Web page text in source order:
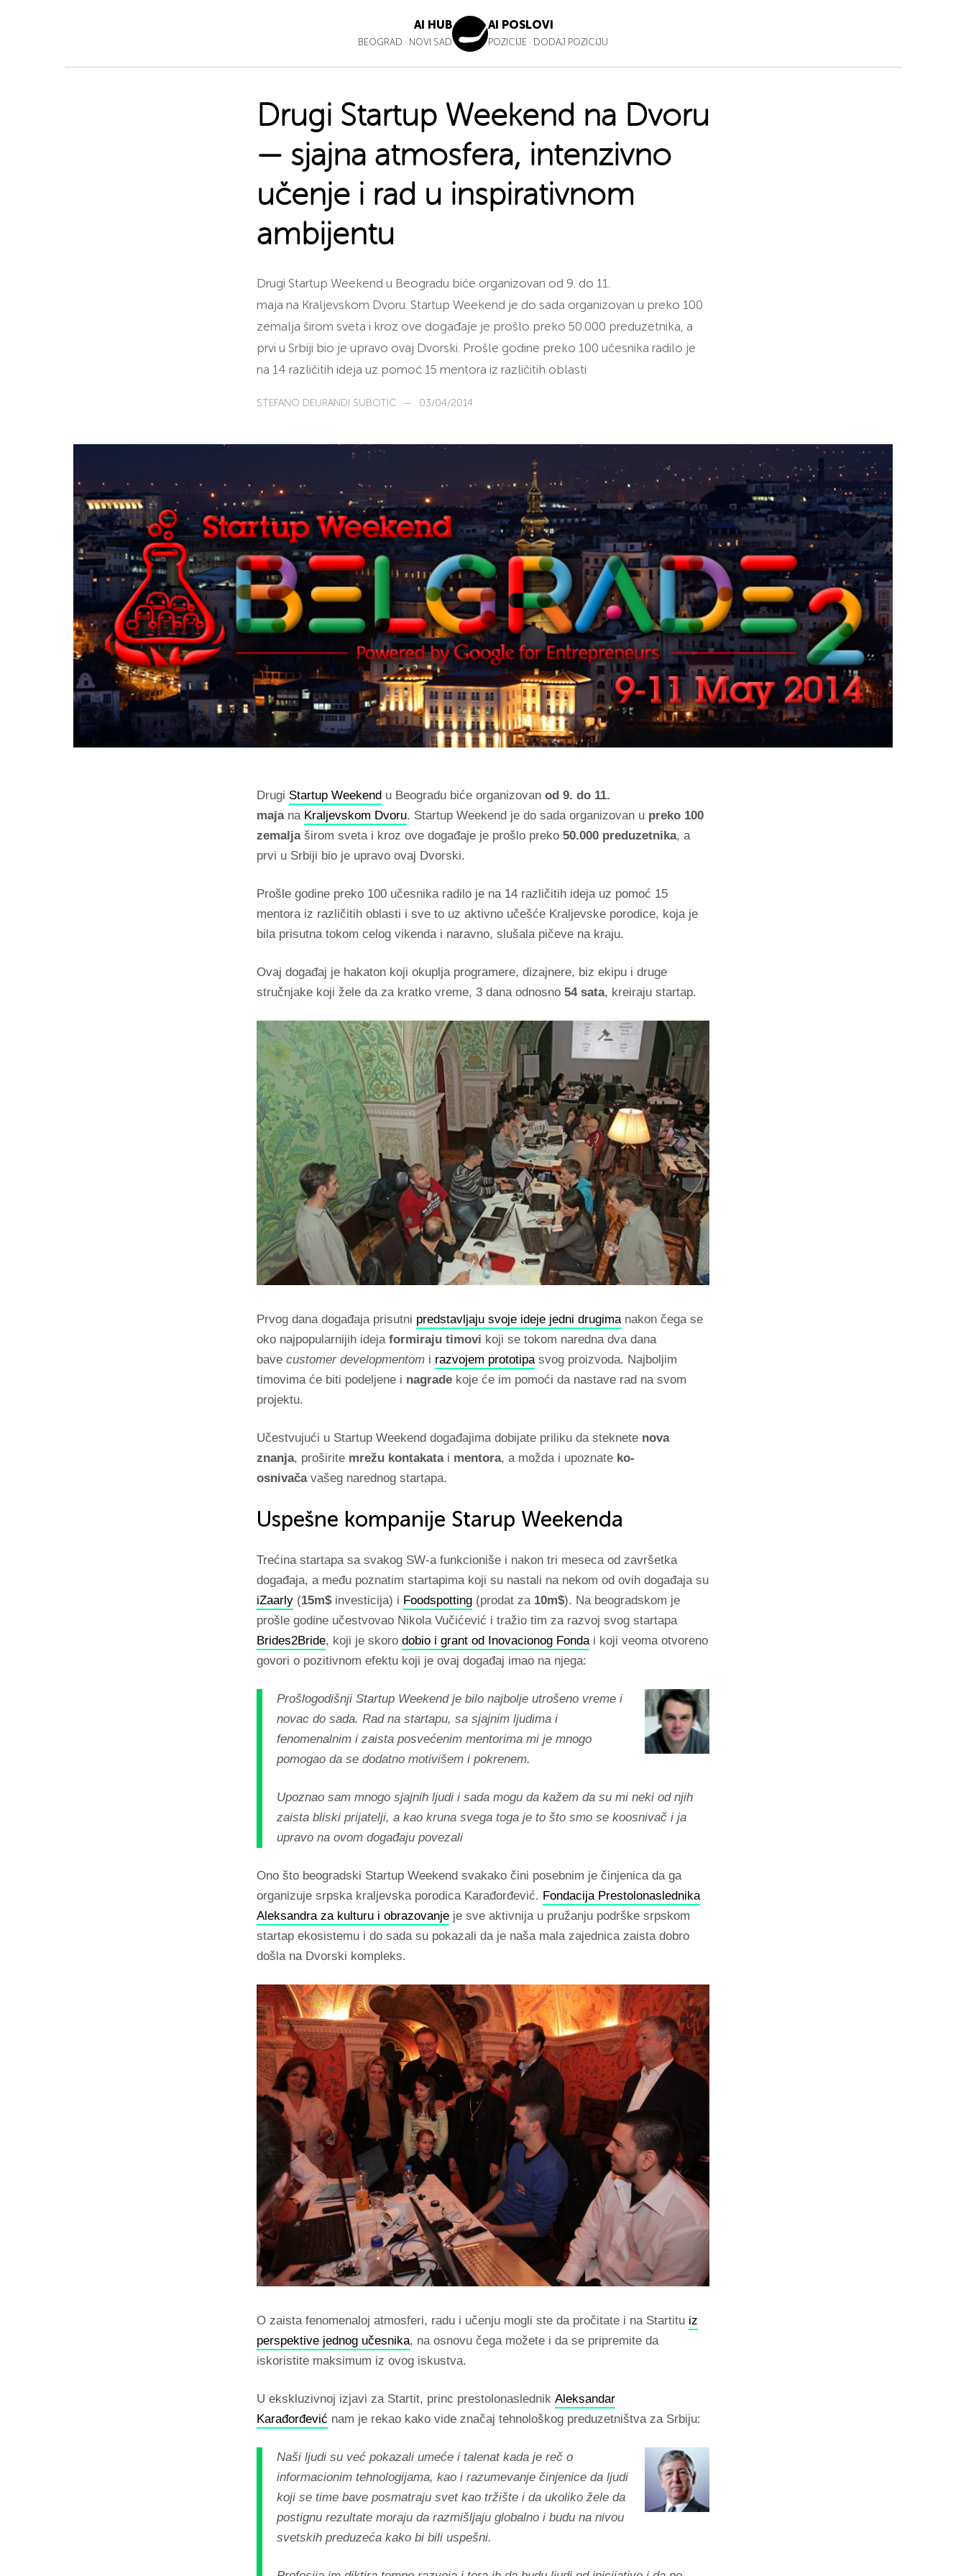
AI HUB
BEOGRAD · NOVI SAD
AI POSLOVI
POZICIJE · DODAJ POZICIJU
Drugi Startup Weekend na Dvoru
— sjajna atmosfera, intenzivno
učenje i rad u inspirativnom
ambijentu
Drugi Startup Weekend u Beogradu biće organizovan od 9. do 11.
maja na Kraljevskom Dvoru. Startup Weekend je do sada organizovan u preko 100
zemalja širom sveta i kroz ove događaje je prošlo preko 50.000 preduzetnika, a
prvi u Srbiji bio je upravo ovaj Dvorski. Prošle godine preko 100 učesnika radilo je
na 14 različitih ideja uz pomoć 15 mentora iz različitih oblasti
STEFANO DEURANDI SUBOTIĆ — 03/04/2014
Drugi Startup Weekend u Beogradu biće organizovan od 9. do 11.
majana Kraljevskom Dvoru. Startup Weekend je do sada organizovan u preko 100
zemaljaširom sveta i kroz ove događaje je prošlo preko 50.000 preduzetnika, a
prvi u Srbiji bio je upravo ovaj Dvorski.
Prošle godine preko 100 učesnika radilo je na 14 različitih ideja uz pomoć 15
mentora iz različitih oblasti i sve to uz aktivno učešće Kraljevske porodice, koja je
bila prisutna tokom celog vikenda i naravno, slušala pičeve na kraju.
Ovaj događaj je hakaton koji okuplja programere, dizajnere, biz ekipu i druge
stručnjake koji žele da za kratko vreme, 3 dana odnosno 54 sata, kreiraju startap.
Prvog dana događaja prisutni predstavljaju svoje ideje jedni drugimanakon čega se
oko najpopularnijih ideja formiraju timovi koji se tokom naredna dva dana
bave customer developmentom i razvojem prototipasvog proizvoda. Najboljim
timovima će biti podeljene i nagrade koje će im pomoći da nastave rad na svom
projektu.
Učestvujući u Startup Weekend događajima dobijate priliku da steknete nova
znanja, proširite mrežu kontakatai mentora, a možda i upoznate ko-
osnivačavašeg narednog startapa.
Uspešne kompanije Starup Weekenda
Trećina startapa sa svakog SW-a funkcioniše i nakon tri meseca od završetka
događaja, a među poznatim startapima koji su nastali na nekom od ovih događaja su
iZaarly (15m$investicija) i Foodspotting (prodat za 10m$). Na beogradskom je
prošle godine učestvovao Nikola Vučićević i tražio tim za razvoj svog startapa
Brides2Bride, koji je skoro dobio i grant od Inovacionog Fondai koji veoma otvoreno
govori o pozitivnom efektu koji je ovaj događaj imao na njega:
Prošlogodišnji Startup Weekend je bilo najbolje utrošeno vreme i
novac do sada. Rad na startapu, sa sjajnim ljudima i
fenomenalnim i zaista posvećenim mentorima mi je mnogo
pomogao da se dodatno motivišem i pokrenem.
Upoznao sam mnogo sjajnih ljudi i sada mogu da kažem da su mi neki od njih
zaista bliski prijatelji, a kao kruna svega toga je to što smo se koosnivač i ja
upravo na ovom događaju povezali
Ono što beogradski Startup Weekend svakako čini posebnim je činjenica da ga
organizuje srpska kraljevska porodica Karađorđević. Fondacija Prestolonaslednika
Aleksandra za kulturu i obrazovanje je sve aktivnija u pružanju podrške srpskom
startap ekosistemu i do sada su pokazali da je naša mala zajednica zaista dobro
došla na Dvorski kompleks.
O zaista fenomenaloj atmosferi, radu i učenju mogli ste da pročitate i na Startitu iz
perspektive jednog učesnika, na osnovu čega možete i da se pripremite da
iskoristite maksimum iz ovog iskustva.
U ekskluzivnoj izjavi za Startit, princ prestolonaslednik Aleksandar
Karađorđević nam je rekao kako vide značaj tehnološkog preduzetništva za Srbiju:
Naši ljudi su već pokazali umeće i talenat kada je reč o
informacionim tehnologijama, kao i razumevanje činjenice da ljudi
koji se time bave posmatraju svet kao tržište i da ukoliko žele da
postignu rezultate moraju da razmišljaju globalno i budu na nivou
svetskih preduzeća kako bi bili uspešni.